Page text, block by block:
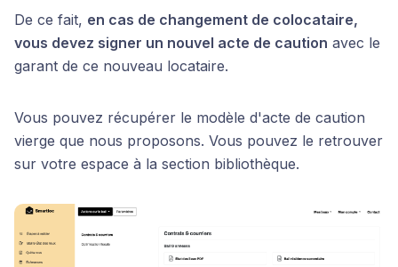
De ce fait, en cas de changement de colocataire,
vous devez signer un nouvel acte de caution avec le
garant de ce nouveau locataire.
Vous pouvez récupérer le modèle d'acte de caution
vierge que nous proposons. Vous pouvez le retrouver
sur votre espace à la section bibliothèque.